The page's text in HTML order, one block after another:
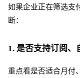
如果企业正在筛选支
断：
1. 是否支持订阅、
重点看是否适合月付